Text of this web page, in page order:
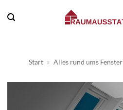
Inhalt
Start » Alles rund ums Fenster